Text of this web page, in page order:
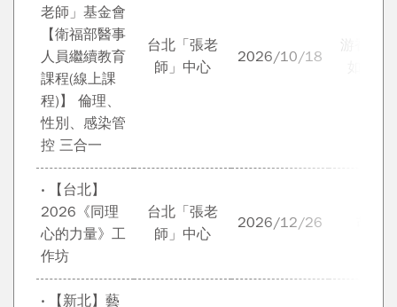
老師」基金會
【衛福部醫事
人員繼續教育
課程(線上課
程)】 倫理、
性別、感染管
控 三合一
台北「張老
師」中心
2026/10/18
游香蘭
‧ 【台北】
2026《同理
心的力量》工
作坊
台北「張老
師」中心
2026/12/26
‧ 【新北】藝